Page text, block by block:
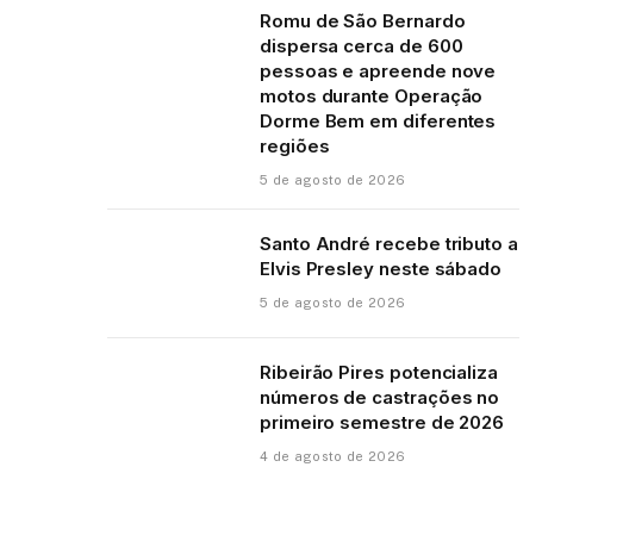
Romu de São Bernardo
dispersa cerca de 600
pessoas e apreende nove
motos durante Operação
Dorme Bem em diferentes
regiões
5 de agosto de 2026
Santo André recebe tributo a
Elvis Presley neste sábado
5 de agosto de 2026
Ribeirão Pires potencializa
números de castrações no
primeiro semestre de 2026
4 de agosto de 2026